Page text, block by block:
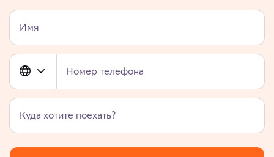
Имя
Номер телефона
Куда хотите поехать?